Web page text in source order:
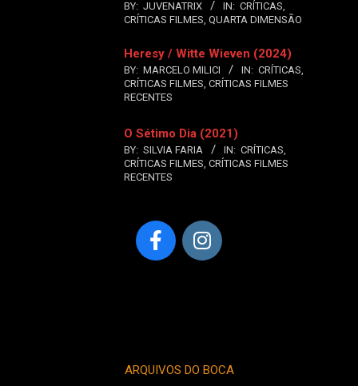
BY: JUVENATRIX IN: CRÍTICAS,
CRÍTICAS FILMES, QUARTA DIMENSÃO
Heresy / Witte Wieven (2024)
BY: MARCELO MILICI IN: CRÍTICAS,
CRÍTICAS FILMES, CRÍTICAS FILMES
RECENTES
O Sétimo Dia (2021)
BY: SILVIA FARIA IN: CRÍTICAS,
CRÍTICAS FILMES, CRÍTICAS FILMES
RECENTES
ARQUIVOS DO BOCA